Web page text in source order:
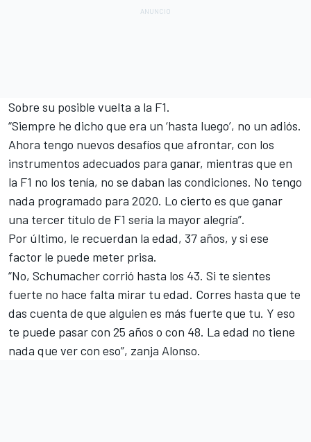
Sobre su posible vuelta a la F1.
“Siempre he dicho que era un ‘hasta luego’, no un adiós.
Ahora tengo nuevos desafíos que afrontar, con los
instrumentos adecuados para ganar, mientras que en
la F1 no los tenía, no se daban las condiciones. No tengo
nada programado para 2020. Lo cierto es que ganar
una tercer título de F1 sería la mayor alegría”.
Por último, le recuerdan la edad, 37 años, y si ese
factor le puede meter prisa.
“No, Schumacher corrió hasta los 43. Si te sientes
fuerte no hace falta mirar tu edad. Corres hasta que te
das cuenta de que alguien es más fuerte que tu. Y eso
te puede pasar con 25 años o con 48. La edad no tiene
nada que ver con eso”, zanja Alonso.